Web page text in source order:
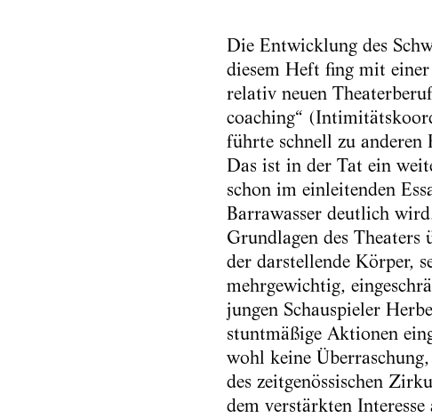
Die Entwicklung des
diesem Heft fing mit einer
relativ neuen
coaching“
führte schnell zu anderen
Das ist in der Tat ein
schon im einleitenden
Barrawasser deutlich
Grundlagen des Theaters
der darstellende Körper,
mehrgewichtig,
jungen Schauspieler
stuntmäßige Aktionen
wohl keine
des zeitgenössischen
dem verstärkten Interesse